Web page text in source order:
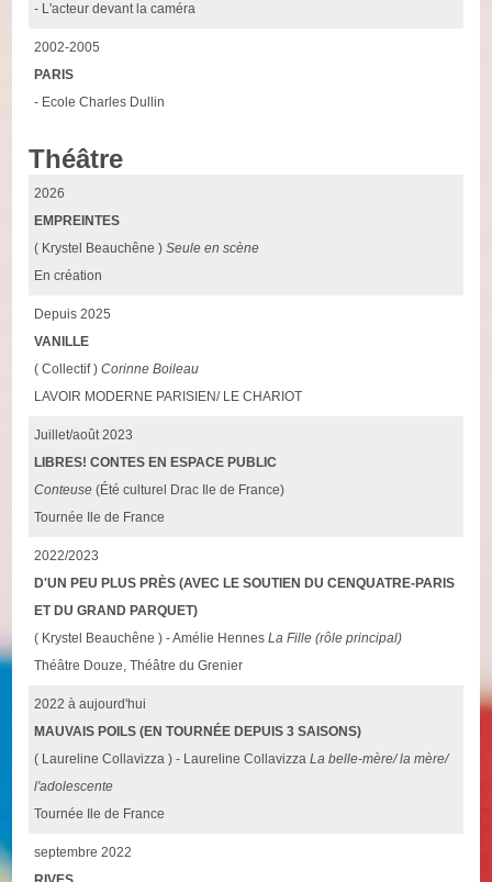
- L'acteur devant la caméra
2002-2005
PARIS
- Ecole Charles Dullin
Théâtre
2026
EMPREINTES
( Krystel Beauchêne )Seule en scène
En création
Depuis 2025
VANILLE
( Collectif )Corinne Boileau
LAVOIR MODERNE PARISIEN/ LE CHARIOT
Juillet/août 2023
LIBRES! CONTES EN ESPACE PUBLIC
Conteuse (Été culturel Drac Ile de France)
Tournée Ile de France
2022/2023
D'UN PEU PLUS PRÈS (AVEC LE SOUTIEN DU CENQUATRE-PARIS
ET DU GRAND PARQUET)
( Krystel Beauchêne ) - Amélie HennesLa Fille (rôle principal)
Théâtre Douze, Théâtre du Grenier
2022 à aujourd'hui
MAUVAIS POILS (EN TOURNÉE DEPUIS 3 SAISONS)
( Laureline Collavizza ) - Laureline CollavizzaLa belle-mère/ la mère/
l'adolescente
Tournée Ile de France
septembre 2022